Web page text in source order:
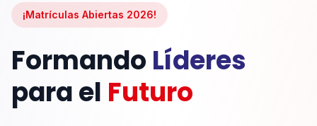
¡Matrículas Abiertas 2026!
Formando Líderes
para el Futuro